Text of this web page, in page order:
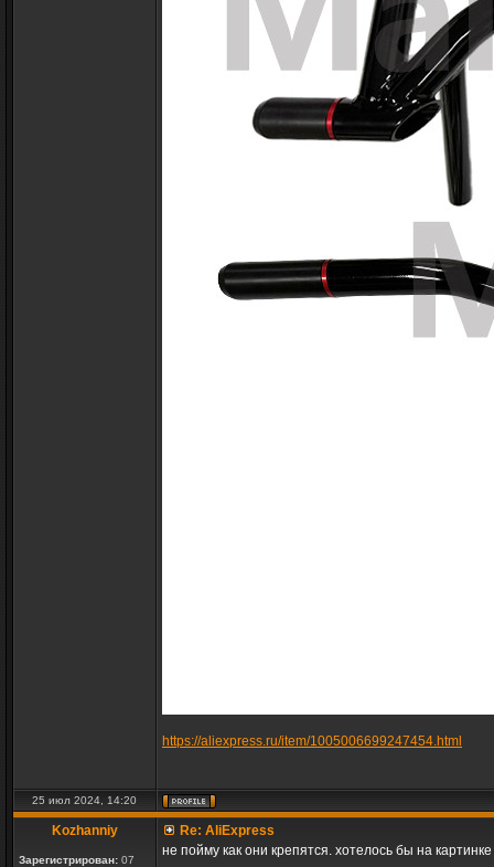
https://aliexpress.ru/item/1005006699247454.html
25 июл 2024, 14:20
Kozhanniy
Зарегистрирован: 07
Re: AliExpress
не пойму как они крепятся. хотелось бы на